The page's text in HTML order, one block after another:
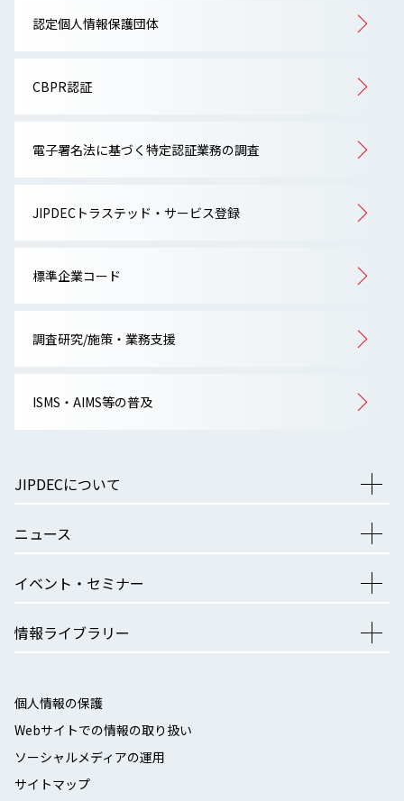
認定個人情報保護団体
CBPR認証
電子署名法に基づく特定認証業務の調査
JIPDECトラステッド・サービス登録
標準企業コード
調査研究/施策・業務支援
ISMS・AIMS等の普及
JIPDECについて
ニュース
イベント・セミナー
情報ライブラリー
個人情報の保護
Webサイトでの情報の取り扱い
ソーシャルメディアの運用
サイトマップ